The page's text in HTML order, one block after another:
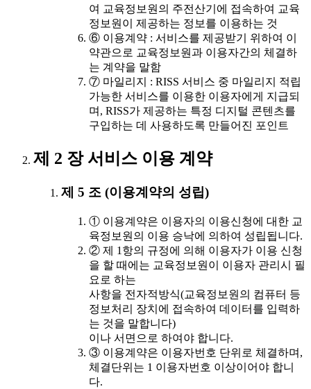
여 교육정보원의 주전산기에 접속하여 교육
정보원이 제공하는 정보를 이용하는 것
⑥ 이용계약 : 서비스를 제공받기 위하여 이
약관으로 교육정보원과 이용자간의 체결하
는 계약을 말함
⑦ 마일리지 : RISS 서비스 중 마일리지 적립
가능한 서비스를 이용한 이용자에게 지급되
며, RISS가 제공하는 특정 디지털 콘텐츠를
구입하는 데 사용하도록 만들어진 포인트
제 2 장 서비스 이용 계약
제 5 조 (이용계약의 성립)
① 이용계약은 이용자의 이용신청에 대한 교
육정보원의 이용 승낙에 의하여 성립됩니다.
② 제 1항의 규정에 의해 이용자가 이용 신청
을 할 때에는 교육정보원이 이용자 관리시 필
요로 하는
사항을 전자적방식(교육정보원의 컴퓨터 등
정보처리 장치에 접속하여 데이터를 입력하
는 것을 말합니다)
이나 서면으로 하여야 합니다.
③ 이용계약은 이용자번호 단위로 체결하며,
체결단위는 1 이용자번호 이상이어야 합니
다.